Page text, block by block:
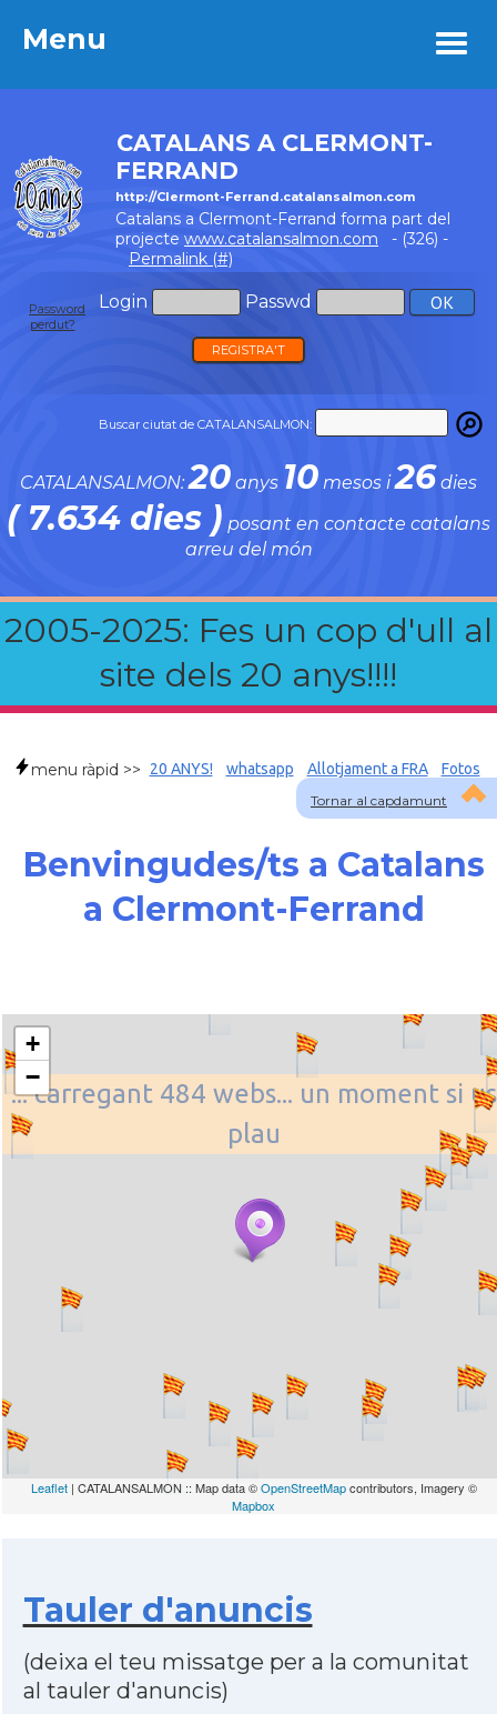
Menu
CATALANS A CLERMONT-
FERRAND
http://Clermont-Ferrand.catalansalmon.com
Catalans a Clermont-Ferrand forma part del
projecte www.catalansalmon.com - (326) -
Permalink (#)
Login Passwd
Password
perdut?
REGISTRA'T
Buscar ciutat de CATALANSALMON:
CATALANSALMON:20 anys 10 mesos i26 dies
( 7.634 dies ) posant en contacte catalans
arreu del món
2005-2025: Fes un cop d'ull al
site dels 20 anys!!!!
Menu
Tornar al capdamunt
menu ràpid >> 20 ANYS! whatsapp Allotjament a FRA Fotos
Benvingudes/ts a Catalans
a Clermont-Ferrand
... carregant 484 webs... un moment si us
plau
+
−
Leaflet| CATALANSALMON :: Map data ©OpenStreetMapcontributors, Imagery ©
Mapbox
Tauler d'anuncis
(deixa el teu missatge per a la comunitat
al tauler d'anuncis)